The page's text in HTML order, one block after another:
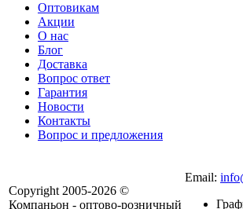
Оптовикам
Акции
О нас
Блог
Доставка
Вопрос ответ
Гарантия
Новости
Контакты
Вопрос и предложения
Copyright 2005-2026 ©
Компаньон - оптово-розничный
Email: